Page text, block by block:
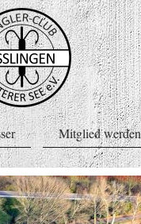
Mitglied werden